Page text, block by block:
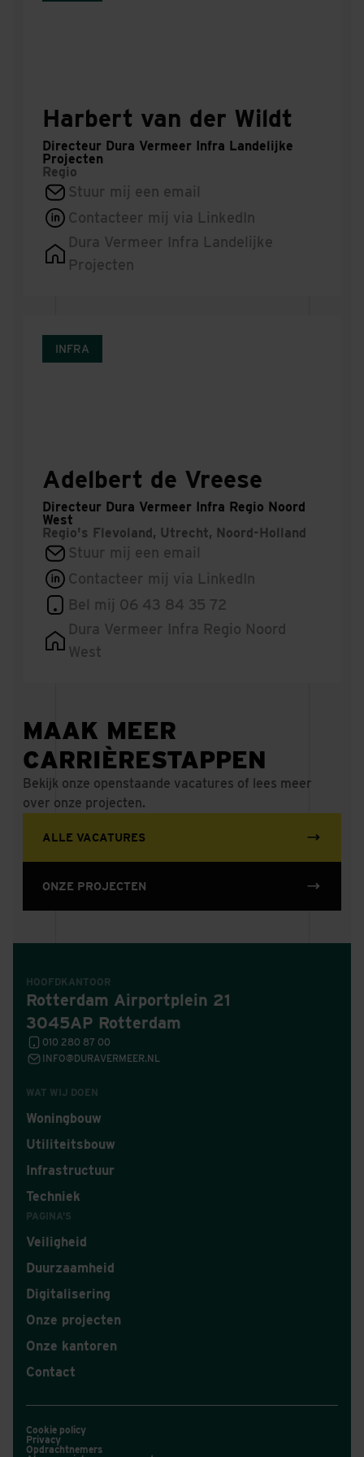
Harbert van der Wildt
Directeur Dura Vermeer Infra Landelijke
Projecten
Regio
Stuur mij een email
Contacteer mij via LinkedIn
Dura Vermeer Infra Landelijke
Projecten
INFRA
Adelbert de Vreese
Directeur Dura Vermeer Infra Regio Noord
West
Regio's Flevoland, Utrecht, Noord-Holland
Stuur mij een email
Contacteer mij via LinkedIn
Bel mij 06 43 84 35 72
Dura Vermeer Infra Regio Noord
West
MAAK MEER
CARRIÈRESTAPPEN
Bekijk onze openstaande vacatures of lees meer
over onze projecten.
ALLE VACATURES
ONZE PROJECTEN
WAT WIJ DOEN
Woningbouw
Utiliteitsbouw
Infrastructuur
Techniek
PAGINA'S
Veiligheid
Duurzaamheid
Digitalisering
Onze projecten
Onze kantoren
Contact
HOOFDKANTOOR
Rotterdam Airportplein 21
3045AP Rotterdam
010 280 87 00
INFO@DURAVERMEER.NL
Cookie policy
Privacy
Opdrachtnemers